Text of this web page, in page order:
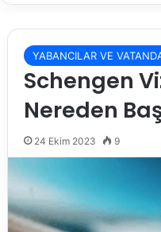
YABANCILAR VE
Schengen
Nereden
24 Ekim 2023 9